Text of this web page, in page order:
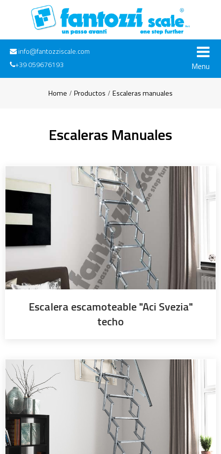
info@fantozziscale.com
+39 059676193
Menu
Home Productos Escaleras manuales
Escaleras Manuales
Escalera escamoteable "Aci Svezia"
techo